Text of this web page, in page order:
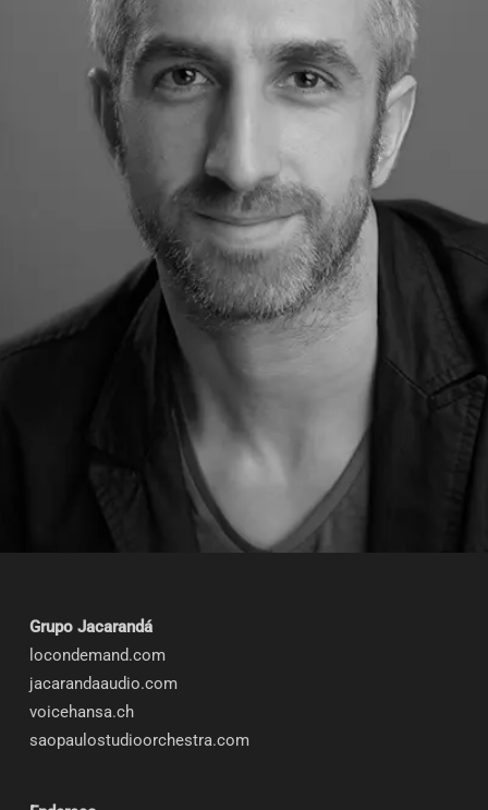
Grupo Jacarandá
locondemand.com
jacarandaaudio.com
voicehansa.ch
saopaulostudioorchestra.com